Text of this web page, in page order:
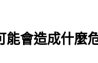
能會造成什麼